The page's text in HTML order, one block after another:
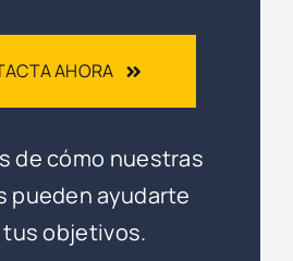
AHORA
de cómo nuestras
pueden ayudarte
objetivos.